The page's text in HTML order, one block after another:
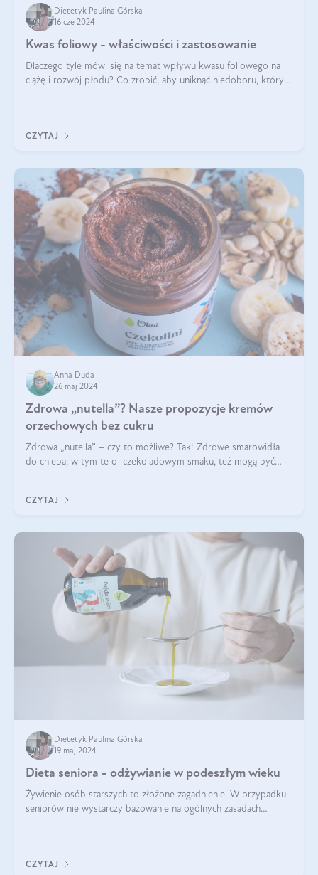
Dietetyk Paulina Górska
16 cze 2024
Kwas foliowy - właściwości i zastosowanie
Dlaczego tyle mówi się na temat wpływu kwasu foliowego na
ciążę i rozwój płodu? Co zrobić, aby uniknąć niedoboru, który
CZYTAJ
Anna Duda
26 maj 2024
Zdrowa „nutella”? Nasze propozycje kremów
orzechowych bez cukru
Zdrowa „nutella” – czy to możliwe? Tak! Zdrowe smarowidła
do chleba, w tym te o czekoladowym smaku, też mogą być
CZYTAJ
Dietetyk Paulina Górska
19 maj 2024
Dieta seniora - odżywianie w podeszłym wieku
Żywienie osób starszych to złożone zagadnienie. W przypadku
seniorów nie wystarczy bazowanie na ogólnych zasadach
CZYTAJ